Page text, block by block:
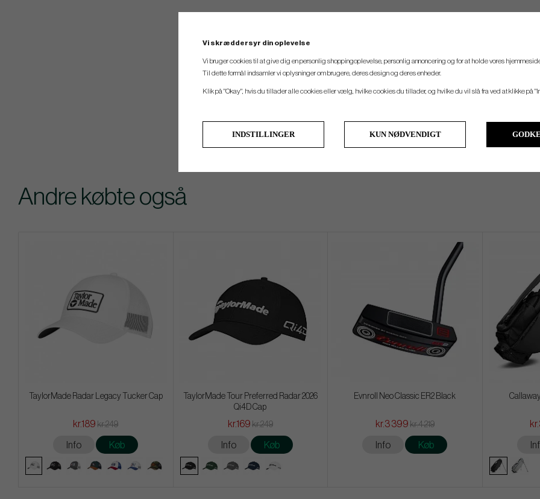
Andre købte også
TaylorMade Radar Legacy Tucker Cap
kr.189 kr.249
Info Køb
TaylorMade Tour Preferred Radar 2026
Qi4D Cap
kr.169 kr.249
Info Køb
Evnroll Neo Classic ER2 Black
kr.3 399 kr.4 219
Info Køb
Vi skræddersyr din oplevelse
Vi bruger cookies til at give dig en personlig shoppingoplevelse, personlig annoncering og for at holde vores
Til dette formål indsamler vi oplysninger om brugere, deres design og deres enheder.
Klik på "Okay", hvis du tillader alle cookies eller vælg, hvilke cookies du tillader, og hvilke du vil slå fra ved at klikke på
INDSTILLINGER KUN NØDVENDIGT